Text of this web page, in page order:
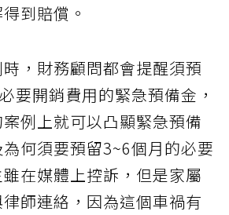
到賠償。
，財務顧問都會提醒須預
要開銷費用的緊急預備金，
例上就可以凸顯緊急預備
何須要預留3~6個月的必要
在媒體上控訴，但是家屬
師連絡，因為這個車禍有